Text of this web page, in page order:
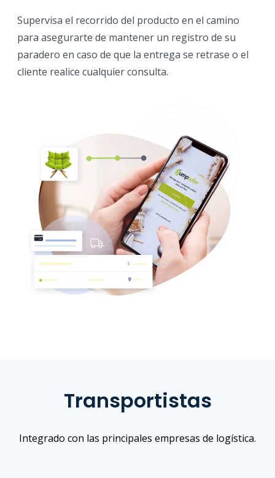
Supervisa el recorrido del producto en el camino
para asegurarte de mantener un registro de su
paradero en caso de que la entrega se retrase o el
cliente realice cualquier consulta.
Transportistas
Integrado con las principales empresas de logística.